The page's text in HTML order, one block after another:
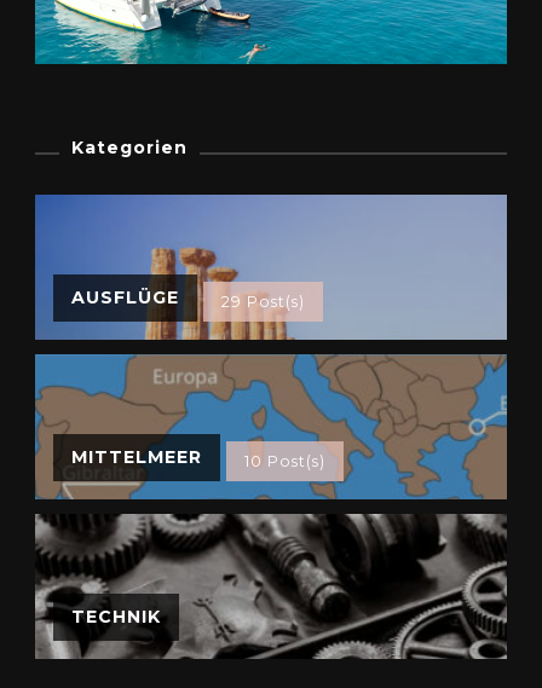
Kategorien
AUSFLÜGE 29 Post(s)
MITTELMEER 10 Post(s)
TECHNIK